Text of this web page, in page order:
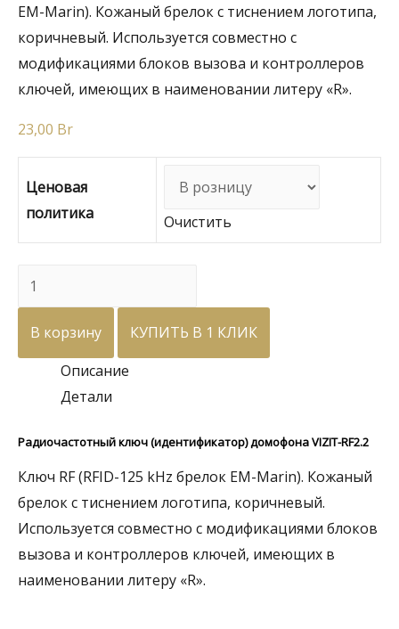
EM-Marin). Кожаный брелок с тиснением логотипа,
коричневый. Используется совместно с
модификациями блоков вызова и контроллеров
ключей, имеющих в наименовании литеру «R».
23,00 Br
Ценовая
политика
Очистить
Количество
VIZIT-
RF2.2-
В корзину
КУПИТЬ В 1 КЛИК
Описание
Детали
Радиочастотный ключ (идентификатор) домофона VIZIT-RF2.2
Ключ RF (RFID-125 kHz брелок EM-Marin). Кожаный
брелок с тиснением логотипа, коричневый.
Используется совместно с модификациями блоков
вызова и контроллеров ключей, имеющих в
наименовании литеру «R».